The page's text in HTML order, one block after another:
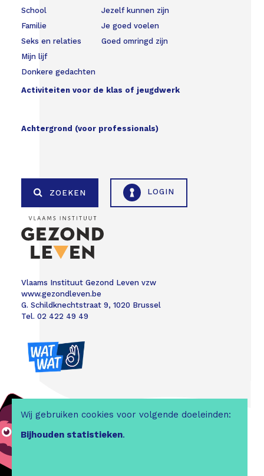
School
Familie
Seks en relaties
Mijn lijf
Donkere gedachten
Jezelf kunnen zijn
Je goed voelen
Goed omringd zijn
Activiteiten voor de klas of jeugdwerk
Achtergrond (voor professionals)
ZOEKEN LOGIN
Vlaams Instituut Gezond Leven vzw
www.gezondleven.be
G. Schildknechtstraat 9, 1020 Brussel
Tel. 02 422 49 49
Wij gebruiken cookies voor volgende doeleinden:
Bijhouden statistieken.